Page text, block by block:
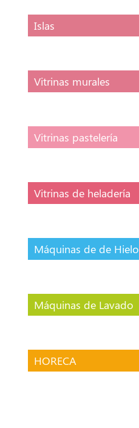
Islas
Vitrinas murales
Vitrinas pastelería
Vitrinas de heladería
Máquinas de de Hielo
Máquinas de Lavado
HORECA